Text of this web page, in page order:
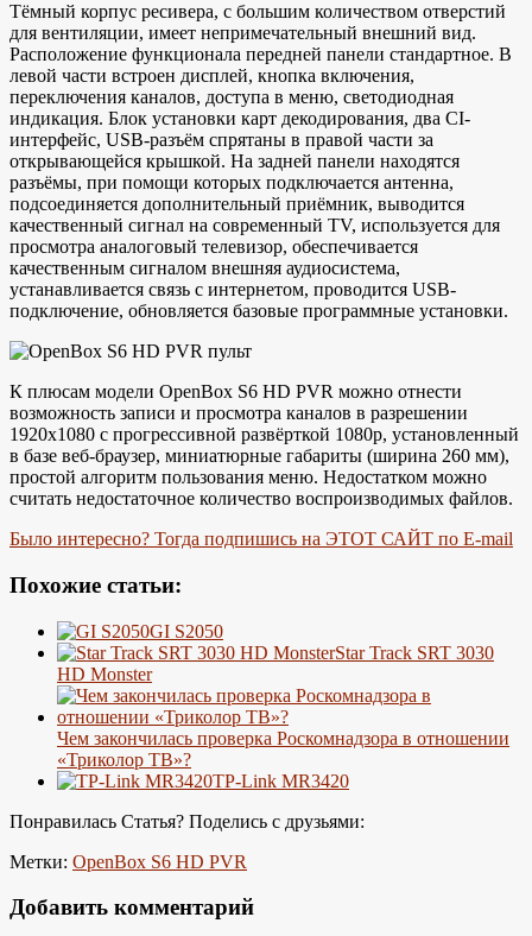
Тёмный корпус ресивера, с большим количеством отверстий
для вентиляции, имеет непримечательный внешний вид.
Расположение функционала передней панели стандартное. В
левой части встроен дисплей, кнопка включения,
переключения каналов, доступа в меню, светодиодная
индикация. Блок установки карт декодирования, два CI-
интерфейс, USB-разъём спрятаны в правой части за
открывающейся крышкой. На задней панели находятся
разъёмы, при помощи которых подключается антенна,
подсоединяется дополнительный приёмник, выводится
качественный сигнал на современный TV, используется для
просмотра аналоговый телевизор, обеспечивается
качественным сигналом внешняя аудиосистема,
устанавливается связь с интернетом, проводится USB-
подключение, обновляется базовые программные установки.
К плюсам модели OpenBox S6 HD PVR можно отнести
возможность записи и просмотра каналов в разрешении
1920х1080 с прогрессивной развёрткой 1080p, установленный
в базе веб-браузер, миниатюрные габариты (ширина 260 мм),
простой алгоритм пользования меню. Недостатком можно
считать недостаточное количество воспроизводимых файлов.
Было интересно? Тогда подпишись на ЭТОТ САЙТ по E-mail
Похожие статьи:
GI S2050
Star Track SRT 3030
HD Monster
Чем закончилась проверка Роскомнадзора в отношении
«Триколор ТВ»?
TP-Link MR3420
Понравилась Статья? Поделись с друзьями:
Метки: OpenBox S6 HD PVR
Добавить комментарий